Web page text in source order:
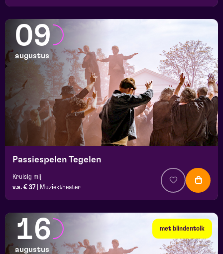
09
augustus
Passiespelen Tegelen
Kruisig mij
v.a. € 37
Muziektheater
met blindentolk
16
augustus